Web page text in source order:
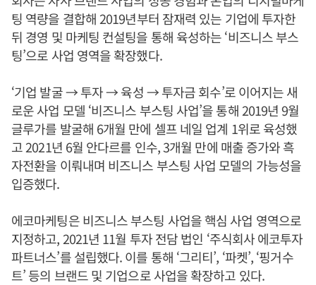
팅 역량을 결합해 2019년부터 잠재력 있는 기업에 투자한
뒤 경영 및 마케팅 컨설팅을 통해 육성하는 ‘비즈니스 부스
팅’으로 사업 영역을 확장했다.
‘기업 발굴 → 투자 → 육성 → 투자금 회수’로 이어지는 새
로운 사업 모델 ‘비즈니스 부스팅 사업’을 통해 2019년 9월
글루가를 발굴해 6개월 만에 셀프 네일 업계 1위로 육성했
고 2021년 6월 안다르를 인수, 3개월 만에 매출 증가와 흑
자전환을 이뤄내며 비즈니스 부스팅 사업 모델의 가능성을
입증했다.
에코마케팅은 비즈니스 부스팅 사업을 핵심 사업 영역으로
지정하고, 2021년 11월 투자 전담 법인 ‘주식회사 에코투자
파트너스’를 설립했다. 이를 통해 ‘그리티’, ‘파켓’, ‘핑거수
트’ 등의 브랜드 및 기업으로 사업을 확장하고 있다.